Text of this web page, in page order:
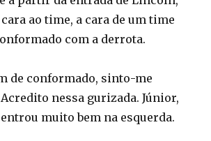
ao time, a cara de um time
com a derrota.
de conformado, sinto-me
nessa gurizada. Júnior,
muito bem na esquerda.